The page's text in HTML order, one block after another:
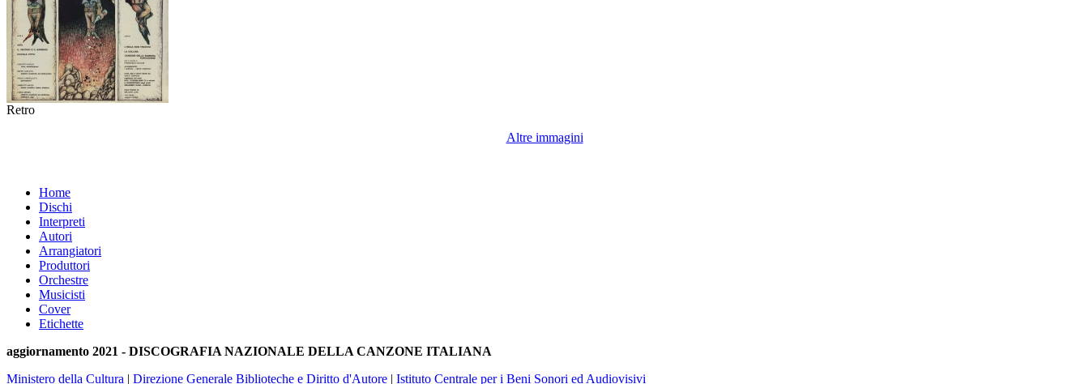
Retro
Altre immagini
Home
Dischi
Interpreti
Autori
Arrangiatori
Produttori
Orchestre
Musicisti
Cover
Etichette
aggiornamento 2021 - DISCOGRAFIA NAZIONALE DELLA CANZONE ITALIANA
Ministero della Cultura | Direzione Generale Biblioteche e Diritto d'Autore | Istituto Centrale per i Beni Sonori ed Audiovisivi